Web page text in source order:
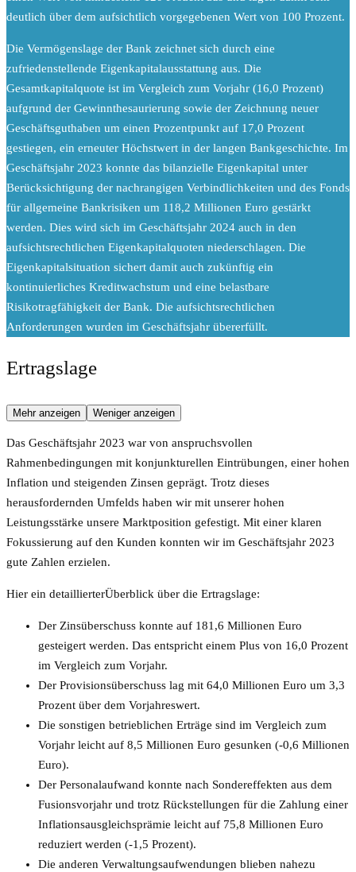
deutlich über dem aufsichtlich vorgegebenen Wert von 100 Prozent.
Die Vermögenslage der Bank zeichnet sich durch eine
zufriedenstellende Eigenkapitalausstattung aus. Die
Gesamtkapitalquote ist im Vergleich zum Vorjahr (16,0 Prozent)
aufgrund der Gewinnthesaurierung sowie der Zeichnung neuer
Geschäftsguthaben um einen Prozentpunkt auf 17,0 Prozent
gestiegen, ein erneuter Höchstwert in der langen Bankgeschichte. Im
Geschäftsjahr 2023 konnte das bilanzielle Eigenkapital unter
Berücksichtigung der nachrangigen Verbindlichkeiten und des Fonds
für allgemeine Bankrisiken um 118,2 Millionen Euro gestärkt
werden. Dies wird sich im Geschäftsjahr 2024 auch in den
aufsichtsrechtlichen Eigenkapitalquoten niederschlagen. Die
Eigenkapitalsituation sichert damit auch zukünftig ein
kontinuierliches Kreditwachstum und eine belastbare
Risikotragfähigkeit der Bank. Die aufsichtsrechtlichen
Anforderungen wurden im Geschäftsjahr übererfüllt.
Ertragslage
Mehr anzeigen Weniger anzeigen
Das Geschäftsjahr 2023 war von anspruchsvollen
Rahmenbedingungen mit konjunkturellen Eintrübungen, einer hohen
Inflation und steigenden Zinsen geprägt. Trotz dieses
herausfordernden Umfelds haben wir mit unserer hohen
Leistungsstärke unsere Marktposition gefestigt. Mit einer klaren
Fokussierung auf den Kunden konnten wir im Geschäftsjahr 2023
gute Zahlen erzielen.
Hier ein detaillierterÜberblick über die Ertragslage:
Der Zinsüberschuss konnte auf 181,6 Millionen Euro
gesteigert werden. Das entspricht einem Plus von 16,0 Prozent
im Vergleich zum Vorjahr.
Der Provisionsüberschuss lag mit 64,0 Millionen Euro um 3,3
Prozent über dem Vorjahreswert.
Die sonstigen betrieblichen Erträge sind im Vergleich zum
Vorjahr leicht auf 8,5 Millionen Euro gesunken (-0,6 Millionen
Euro).
Der Personalaufwand konnte nach Sondereffekten aus dem
Fusionsvorjahr und trotz Rückstellungen für die Zahlung einer
Inflationsausgleichsprämie leicht auf 75,8 Millionen Euro
reduziert werden (-1,5 Prozent).
Die anderen Verwaltungsaufwendungen blieben nahezu